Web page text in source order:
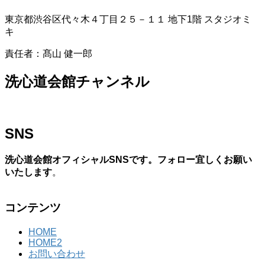
東京都渋谷区代々木４丁目２５－１１ 地下1階 スタジオミ
キ
責任者：髙山 健一郎
洗心道会館チャンネル
SNS
洗心道会館オフィシャルSNSです。フォロー宜しくお願い
いたします。
コンテンツ
HOME
HOME2
お問い合わせ